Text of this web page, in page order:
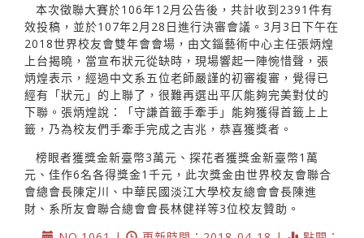
本次徵聯大賽於106年12月公告後，共計收到2391件有
效投稿，並於107年2月28日進行決審會議。3月3日下午在
2018世界校友會雙年會會場，由文錙藝術中心主任張炳煌
上台揭曉，當宣布狀元從缺時，現場響起一陣惋惜聲，張
炳煌表示，經過中文系五位老師嚴謹的初審複審，覺得已
經有「狀元」的上聯了，很難再選出平仄能夠完美對仗的
下聯。張炳煌說：「守謙首籤手牽手」能夠獲得首籤上上
籤，乃為校友們手牽手完成之吉兆，恭喜獲獎者。
榜眼者獲獎金新臺幣3萬元、探花者獲獎金新臺幣1萬
元、佳作6名各得獎金1千元，此次獎金由世界校友會聯合
會總會長陳定川、中華民國淡江大學校友總會會長陳進
財、系所友會聯合總會會長林健祥等3位校友贊助。